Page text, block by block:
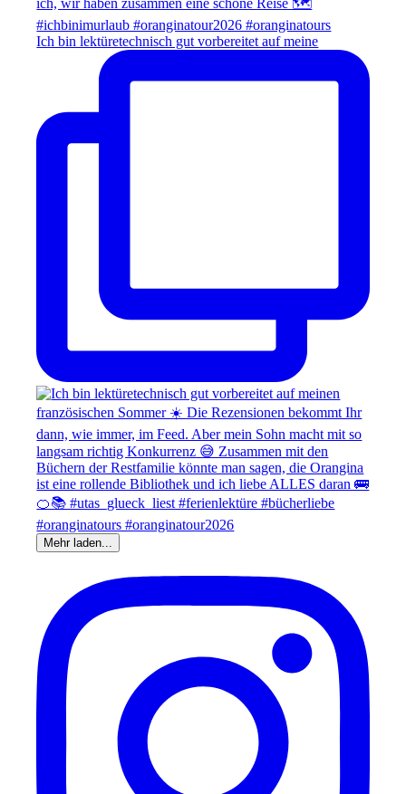
Ich bin lektüretechnisch gut vorbereitet auf meine
Mehr laden...